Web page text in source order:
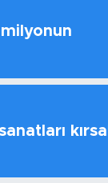
kırsal